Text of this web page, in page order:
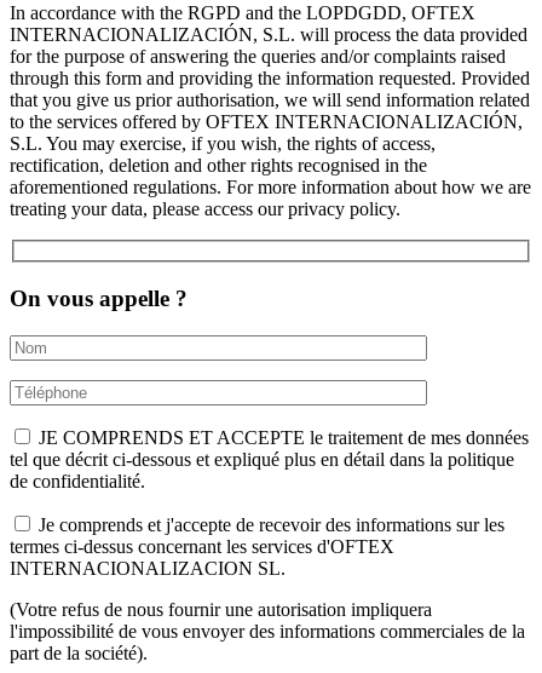
In accordance with the RGPD and the LOPDGDD, OFTEX
INTERNACIONALIZACIÓN, S.L. will process the data provided
for the purpose of answering the queries and/or complaints raised
through this form and providing the information requested. Provided
that you give us prior authorisation, we will send information related
to the services offered by OFTEX INTERNACIONALIZACIÓN,
S.L. You may exercise, if you wish, the rights of access,
rectification, deletion and other rights recognised in the
aforementioned regulations. For more information about how we are
treating your data, please access our privacy policy.
On vous appelle ?
JE COMPRENDS ET ACCEPTE le traitement de mes données
tel que décrit ci-dessous et expliqué plus en détail dans la politique
de confidentialité.
Je comprends et j'accepte de recevoir des informations sur les
termes ci-dessus concernant les services d'OFTEX
INTERNACIONALIZACION SL.
(Votre refus de nous fournir une autorisation impliquera
l'impossibilité de vous envoyer des informations commerciales de la
part de la société).